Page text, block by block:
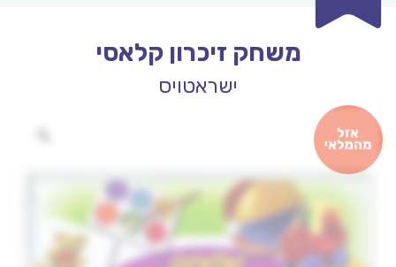
משחק זיכרון קלאסי
ישראטויס